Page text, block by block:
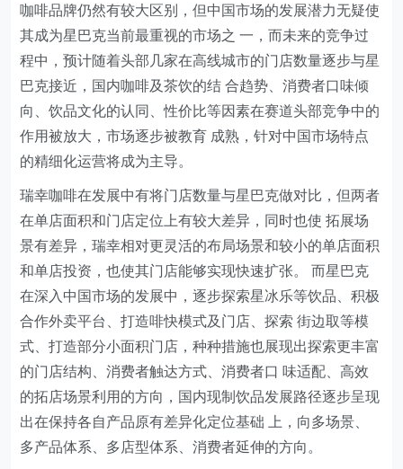
咖啡品牌仍然有较大区别，但中国市场的发展潜力无疑使
其成为星巴克当前最重视的市场之 一，而未来的竞争过
程中，预计随着头部几家在高线城市的门店数量逐步与星
巴克接近，国内咖啡及茶饮的结 合趋势、消费者口味倾
向、饮品文化的认同、性价比等因素在赛道头部竞争中的
作用被放大，市场逐步被教育 成熟，针对中国市场特点
的精细化运营将成为主导。
瑞幸咖啡在发展中有将门店数量与星巴克做对比，但两者
在单店面积和门店定位上有较大差异，同时也使 拓展场
景有差异，瑞幸相对更灵活的布局场景和较小的单店面积
和单店投资，也使其门店能够实现快速扩张。 而星巴克
在深入中国市场的发展中，逐步探索星冰乐等饮品、积极
合作外卖平台、打造啡快模式及门店、探索 街边取等模
式、打造部分小面积门店，种种措施也展现出探索更丰富
的门店结构、消费者触达方式、消费者口 味适配、高效
的拓店场景利用的方向，国内现制饮品发展路径逐步呈现
出在保持各自产品原有差异化定位基础 上，向多场景、
多产品体系、多店型体系、消费者延伸的方向。